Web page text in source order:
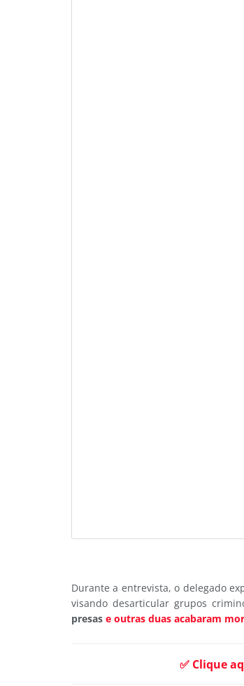
Durante a entrevista, o delegado
visando desarticular grupos
presas e outras duas acabaram
✅ Clique